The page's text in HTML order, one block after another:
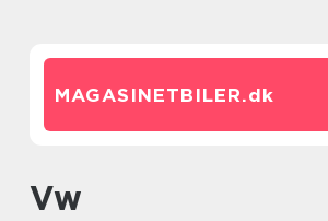
MAGASINETBILER.dk
vw